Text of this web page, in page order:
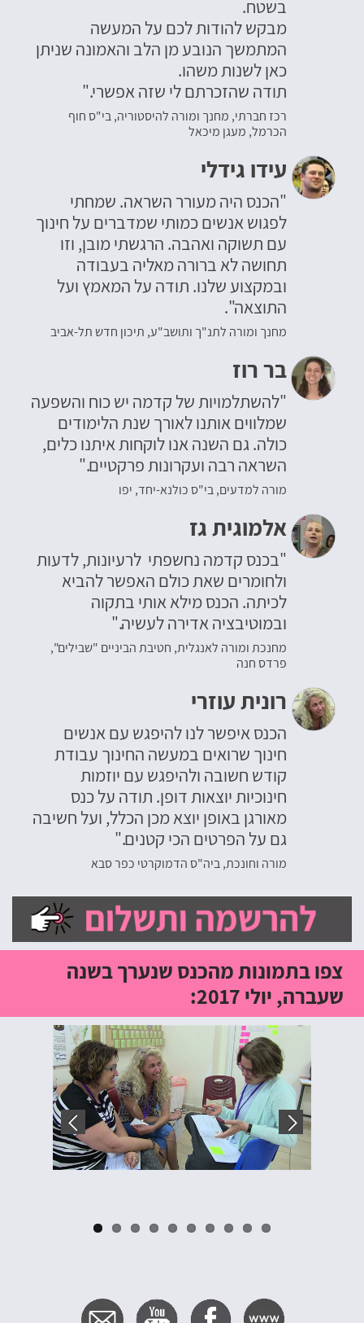
בשטח.
מבקש להודות לכם על המעשה
המתמשך הנובע מן הלב והאמונה שניתן
כאן לשנות משהו.
תודה שהזכרתם לי שזה אפשרי."
רכז חברתי, מחנך ומורה להיסטוריה, בי"ס חוף
הכרמל, מעגן מיכאל
עידו גידלי
"הכנס היה מעורר השראה. שמחתי
לפגוש אנשים כמותי שמדברים על חינוך
עם תשוקה ואהבה. הרגשתי מובן, וזו
תחושה לא ברורה מאליה בעבודה
ובמקצוע שלנו. תודה על המאמץ ועל
התוצאה".
מחנך ומורה לתנ"ך ותושב"ע, תיכון חדש תל-אביב
בר רוז
"להשתלמויות של קדמה יש כוח והשפעה
שמלווים אותנו לאורך שנת הלימודים
כולה. גם השנה אנו לוקחות איתנו כלים,
השראה רבה ועקרונות פרקטיים."
מורה למדעים, בי"ס כולנא-יחד, יפו
אלמוגית גז
"בכנס קדמה נחשפתי לרעיונות, לדעות
ולחומרים שאת כולם האפשר להביא
לכיתה. הכנס מילא אותי בתקוה
ובמוטיבציה אדירה לעשיה."
מחנכת ומורה לאנגלית, חטיבת הביניים "שבילים",
פרדס חנה
רונית עוזרי
הכנס איפשר לנו להיפגש עם אנשים
חינוך שרואים במעשה החינוך עבודת
קודש חשובה ולהיפגש עם יוזמות
חינוכיות יוצאות דופן. תודה על כנס
מאורגן באופן יוצא מכן הכלל, ועל חשיבה
גם על הפרטים הכי קטנים."
מורה וחונכת, ביה"ס הדמוקרטי כפר סבא
צפו בתמונות מהכנס שנערך בשנה
שעברה, יולי 2017: